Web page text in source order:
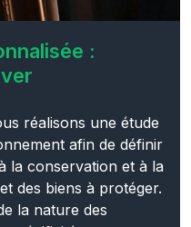
:
afin de définir
la conservation et à la
des biens à protéger.
la nature des